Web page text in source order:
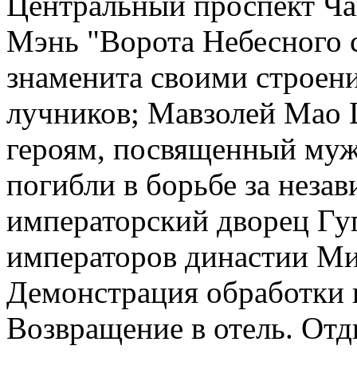
Мэнь "Ворота Небесного
знаменита своими
лучников; Мавзолей Мао
героям, посвященный
погибли в борьбе за
императорский дворец
императоров династии
Демонстрация обработки
Возвращение в отель.